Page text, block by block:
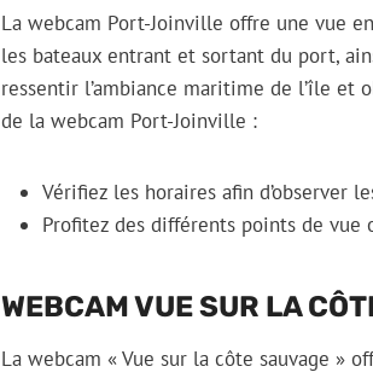
La webcam Port-Joinville offre une vue
les bateaux entrant et sortant du port,
ressentir l’ambiance maritime de l’île et
de la webcam Port-Joinville :
Vérifiez les horaires afin d’observer
Profitez des différents points de
WEBCAM VUE SUR LA
La webcam « Vue sur la côte sauvage »